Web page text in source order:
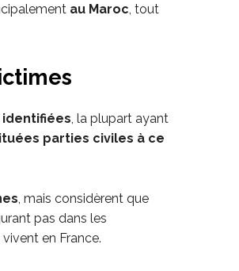
au Maroc , tout
, la plupart ayant
parties civiles à ce
, mais considèrent que
pas dans les
en France.